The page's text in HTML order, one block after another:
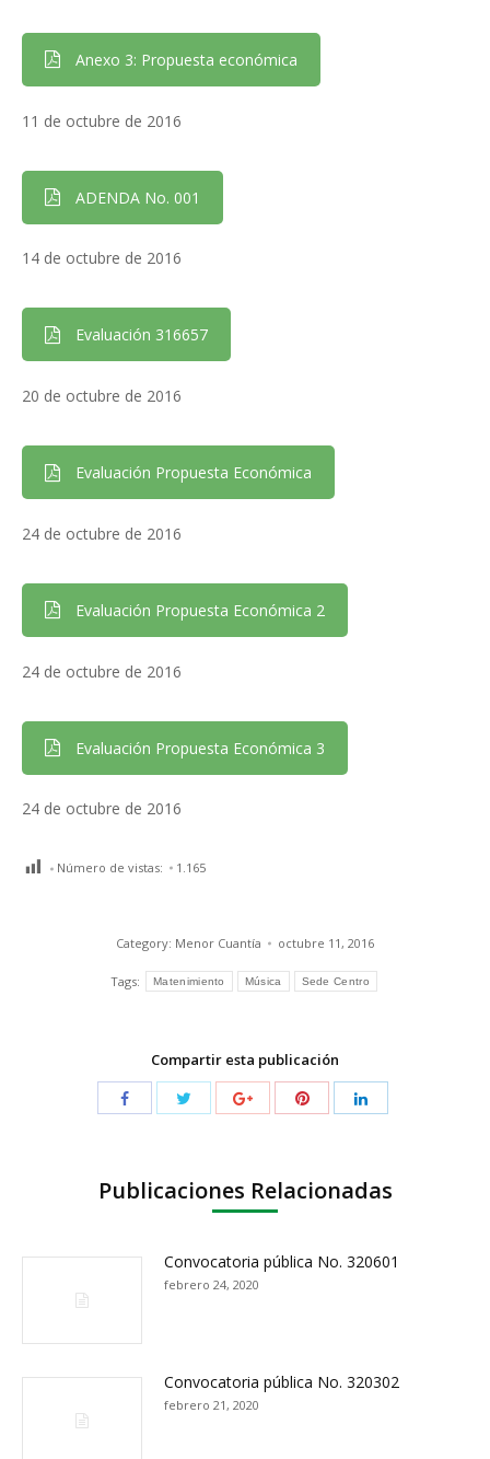
Anexo 3: Propuesta económica
11 de octubre de 2016
ADENDA No. 001
14 de octubre de 2016
Evaluación 316657
20 de octubre de 2016
Evaluación Propuesta Económica
24 de octubre de 2016
Evaluación Propuesta Económica 2
24 de octubre de 2016
Evaluación Propuesta Económica 3
24 de octubre de 2016
Número de vistas: 1.165
Category: Menor Cuantía octubre 11, 2016
Tags: Matenimiento Música Sede Centro
Compartir esta publicación
Publicaciones Relacionadas
Convocatoria pública No. 320601
febrero 24, 2020
Convocatoria pública No. 320302
febrero 21, 2020